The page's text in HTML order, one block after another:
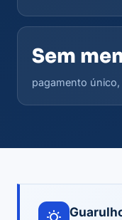
Sem
pagamento